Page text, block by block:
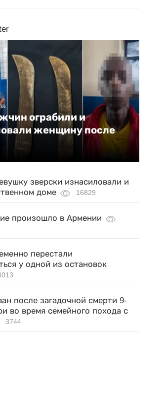
ограбили и
женщину после
зверски изнасиловали и
доме
16829
произошло в Армении
перестали
у одной из остановок
после загадочной смерти 9-
во время семейного похода с
3744